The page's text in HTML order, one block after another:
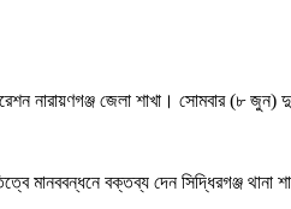
নারায়ণগঞ্জ জেলা শাখা। সোমবার (৮ জুন)
মানববন্ধনে বক্তব্য দেন সিদ্ধিরগঞ্জ